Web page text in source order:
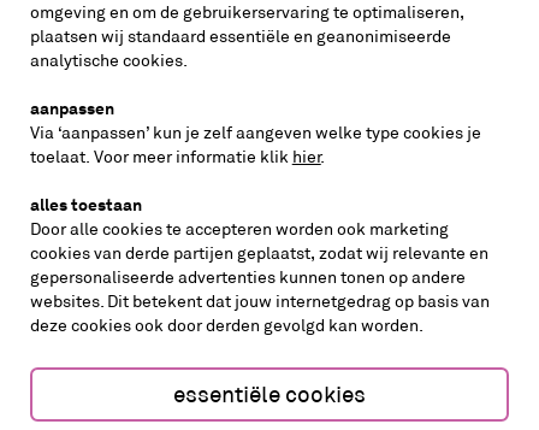
inschrijven
volg ons op
cookies aanpassen cookies/privacy
omgeving en om de gebruikerservaring te optimaliseren,
plaatsen wij standaard essentiële en geanonimiseerde
analytische cookies.
aanpassen
Via ‘aanpassen’ kun je zelf aangeven welke type cookies je
toelaat. Voor meer informatie klik hier.
alles toestaan
Door alle cookies te accepteren worden ook marketing
cookies van derde partijen geplaatst, zodat wij relevante en
gepersonaliseerde advertenties kunnen tonen op andere
websites. Dit betekent dat jouw internetgedrag op basis van
deze cookies ook door derden gevolgd kan worden.
essentiële cookies